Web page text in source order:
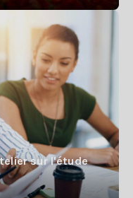
sur l'étude